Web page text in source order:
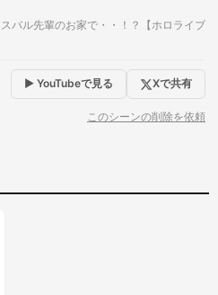
バル先輩のお家で・・！？【ホロライブ
▶ YouTubeで見る Xで共有
このシーンの削除を依頼